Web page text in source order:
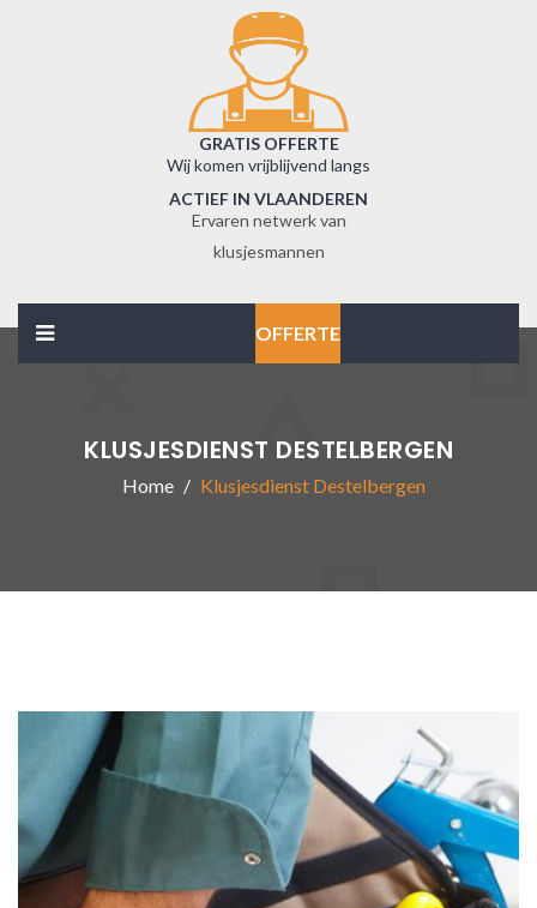
GRATIS OFFERTE
Wij komen vrijblijvend langs
ACTIEF IN VLAANDEREN
Ervaren netwerk van
klusjesmannen
OFFERTE
KLUSJESDIENST DESTELBERGEN
Home Klusjesdienst Destelbergen